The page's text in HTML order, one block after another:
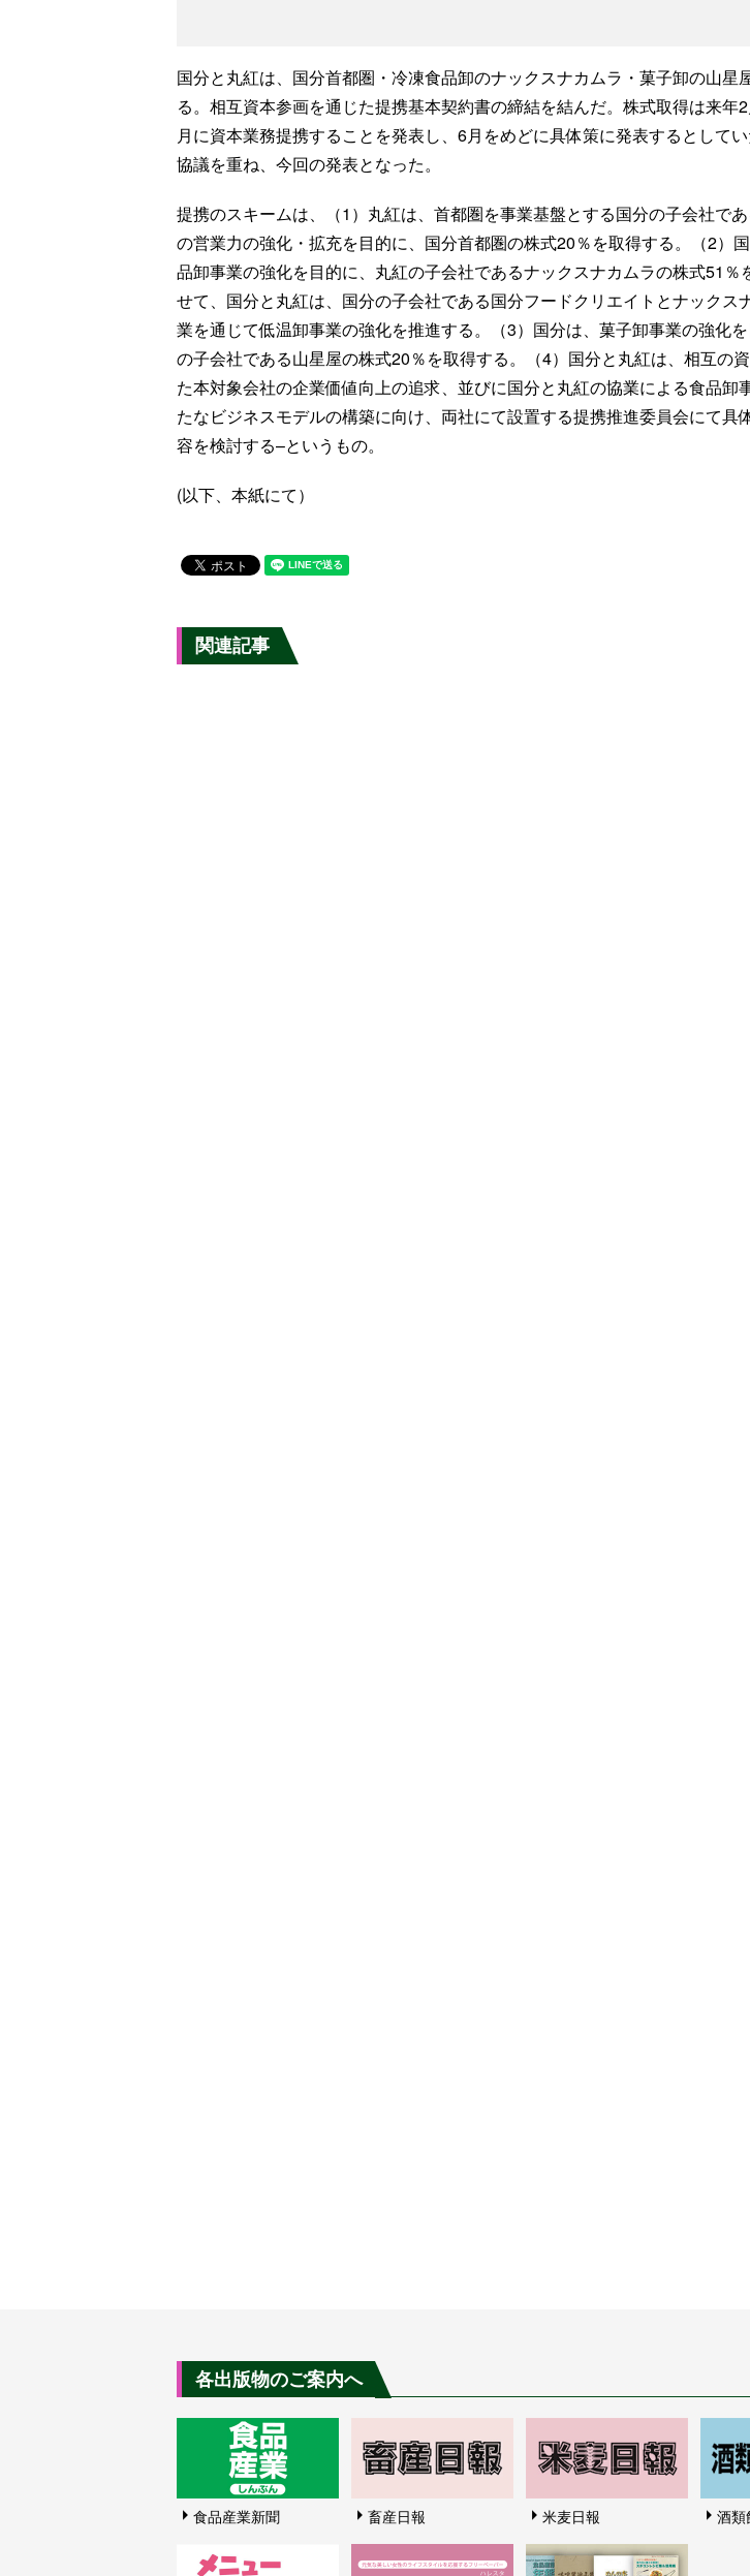
国分と丸紅は、国分首都圏・冷凍食品卸のナックスナカムラ・菓子卸の山星
る。相互資本参画を通じた提携基本契約書の締結を結んだ。株式取得は来年
月に資本業務提携することを発表し、6月をめどに具体策に発表するとして
協議を重ね、今回の発表となった。
提携のスキームは、（1）丸紅は、首都圏を事業基盤とする国分の子会社で
の営業力の強化・拡充を目的に、国分首都圏の株式20％を取得する。（2）
品卸事業の強化を目的に、丸紅の子会社であるナックスナカムラの株式51％
せて、国分と丸紅は、国分の子会社である国分フードクリエイトとナックス
業を通じて低温卸事業の強化を推進する。（3）国分は、菓子卸事業の強化
の子会社である山星屋の株式20％を取得する。（4）国分と丸紅は、相互の
た本対象会社の企業価値向上の追求、並びに国分と丸紅の協業による食品卸
たなビジネスモデルの構築に向け、両社にて設置する提携推進委員会にて具
容を検討する–というもの。
(以下、本紙にて）
関連記事
各出版物のご案内へ
食品産業新聞 畜産日報 米麦日報 酒類